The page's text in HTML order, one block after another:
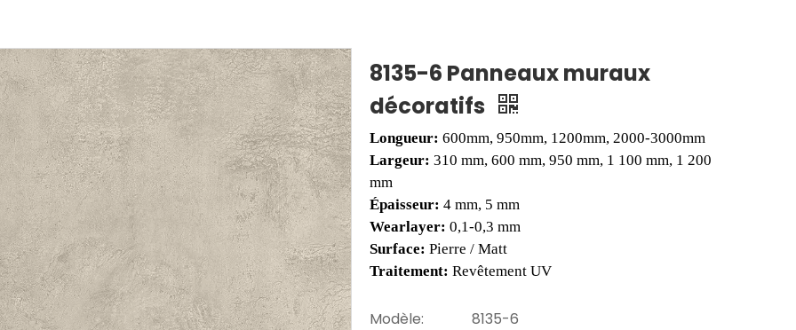
8135-6 Panneaux muraux
décoratifs
Longueur: 600mm, 950mm, 1200mm, 2000-3000mm
Largeur: 310 mm, 600 mm, 950 mm, 1 100 mm, 1 200
mm
Épaisseur: 4 mm, 5 mm
Wearlayer: 0,1-0,3 mm
Surface: Pierre / Matt
Traitement: Revêtement UV
Modèle:
8135-6